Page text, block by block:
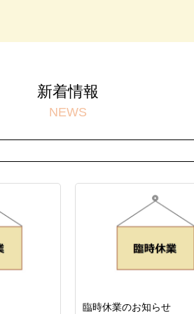
新着情報
NEWS
臨時休業のお知らせ